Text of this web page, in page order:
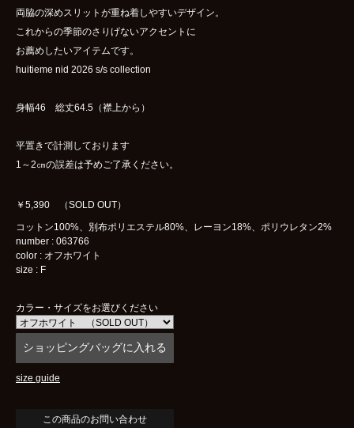
両脇の深めスリットが重ね着しやすいデザイン。
これからの季節のさりげないアクセントに
お薦めしたいアイテムです。
huitieme nid 2026 s/s collection
身幅46 総丈64.5（襟上から）
平置きで計測しております
1～2㎝の誤差は予めご了承ください。
￥5,390 （SOLD OUT）
コットン100%、別布ポリエステル80%、レーヨン18%、ポリウレタン2%
number : 063766
color : オフホワイト
size : F
カラー・サイズをお選びください
size guide